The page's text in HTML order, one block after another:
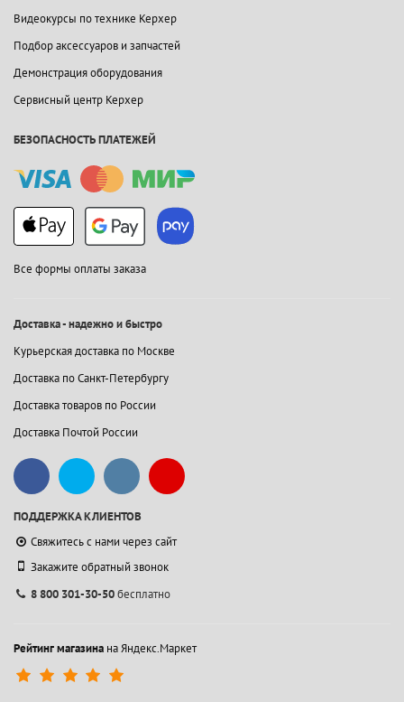
Видеокурсы по технике Керхер
Подбор аксессуаров и запчастей
Демонстрация оборудования
Сервисный центр Керхер
БЕЗОПАСНОСТЬ ПЛАТЕЖЕЙ
Все формы оплаты заказа
Доставка - надежно и быстро
Курьерская доставка по Москве
Доставка по Санкт-Петербургу
Доставка товаров по России
Доставка Почтой России
ПОДДЕРЖКА КЛИЕНТОВ
Свяжитесь с нами через сайт
Закажите обратный звонок
8 800 301-30-50бесплатно
Рейтинг магазина на Яндекс.Маркет